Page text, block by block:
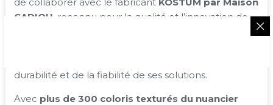
CADIOU , reconnu pour la qualité et l’innovation de
durabilité et de la fiabilité de ses solutions.
Avec plus de 300 coloris texturés du nuancier